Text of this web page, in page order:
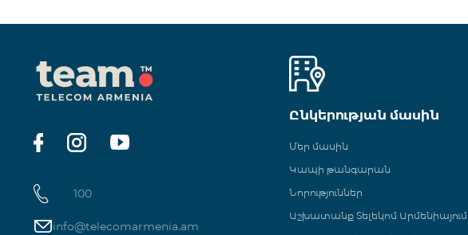
100
info@telecomarmenia.am
Ընկերության մասին
Մեր մասին
Կապի թանգարան
Նորություններ
Աշխատանք Տելեկոմ Արմենիայում